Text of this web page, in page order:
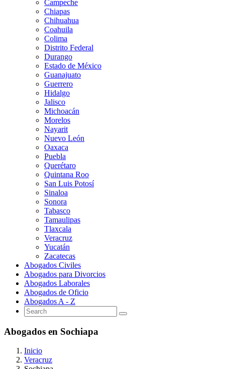
Campeche
Chiapas
Chihuahua
Coahuila
Colima
Distrito Federal
Durango
Estado de México
Guanajuato
Guerrero
Hidalgo
Jalisco
Michoacán
Morelos
Nayarit
Nuevo León
Oaxaca
Puebla
Querétaro
Quintana Roo
San Luis Potosí
Sinaloa
Sonora
Tabasco
Tamaulipas
Tlaxcala
Veracruz
Yucatán
Zacatecas
Abogados Civiles
Abogados para Divorcios
Abogados Laborales
Abogados de Oficio
Abogados A - Z
Abogados en Sochiapa
Inicio
Veracruz